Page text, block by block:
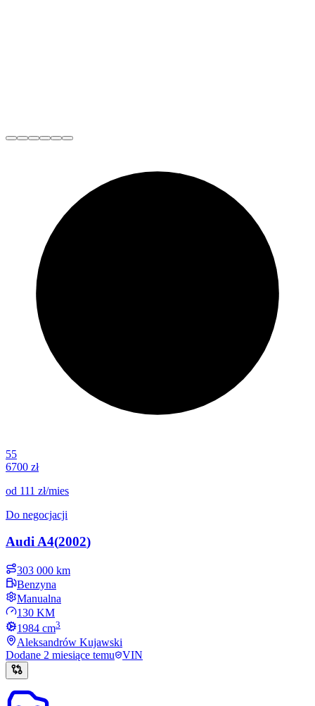
55
6700 zł
od 111 zł/mies
Do negocjacji
AudiA4(2002)
303 000 km
Benzyna
Manualna
130 KM
1984 cm3
Aleksandrów Kujawski
Dodane 2 miesiące temu VIN